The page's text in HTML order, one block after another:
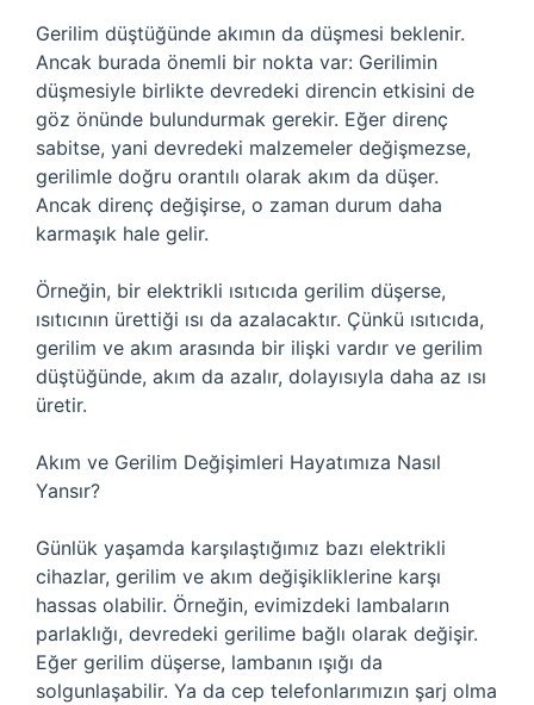
Gerilim düştüğünde akımın da düşmesi beklenir.
Ancak burada önemli bir nokta var: Gerilimin
düşmesiyle birlikte devredeki direncin etkisini de
göz önünde bulundurmak gerekir. Eğer direnç
sabitse, yani devredeki malzemeler değişmezse,
gerilimle doğru orantılı olarak akım da düşer.
Ancak direnç değişirse, o zaman durum daha
karmaşık hale gelir.
Örneğin, bir elektrikli ısıtıcıda gerilim düşerse,
ısıtıcının ürettiği ısı da azalacaktır. Çünkü ısıtıcıda,
gerilim ve akım arasında bir ilişki vardır ve gerilim
düştüğünde, akım da azalır, dolayısıyla daha az ısı
üretir.
Akım ve Gerilim Değişimleri Hayatımıza Nasıl
Yansır?
Günlük yaşamda karşılaştığımız bazı elektrikli
cihazlar, gerilim ve akım değişikliklerine karşı
hassas olabilir. Örneğin, evimizdeki lambaların
parlaklığı, devredeki gerilime bağlı olarak değişir.
Eğer gerilim düşerse, lambanın ışığı da
solgunlaşabilir. Ya da cep telefonlarımızın şarj olma